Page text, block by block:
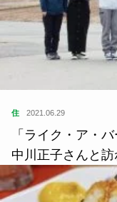
住 2021.06.29
「ライク・ア・
中川正子さんと訪